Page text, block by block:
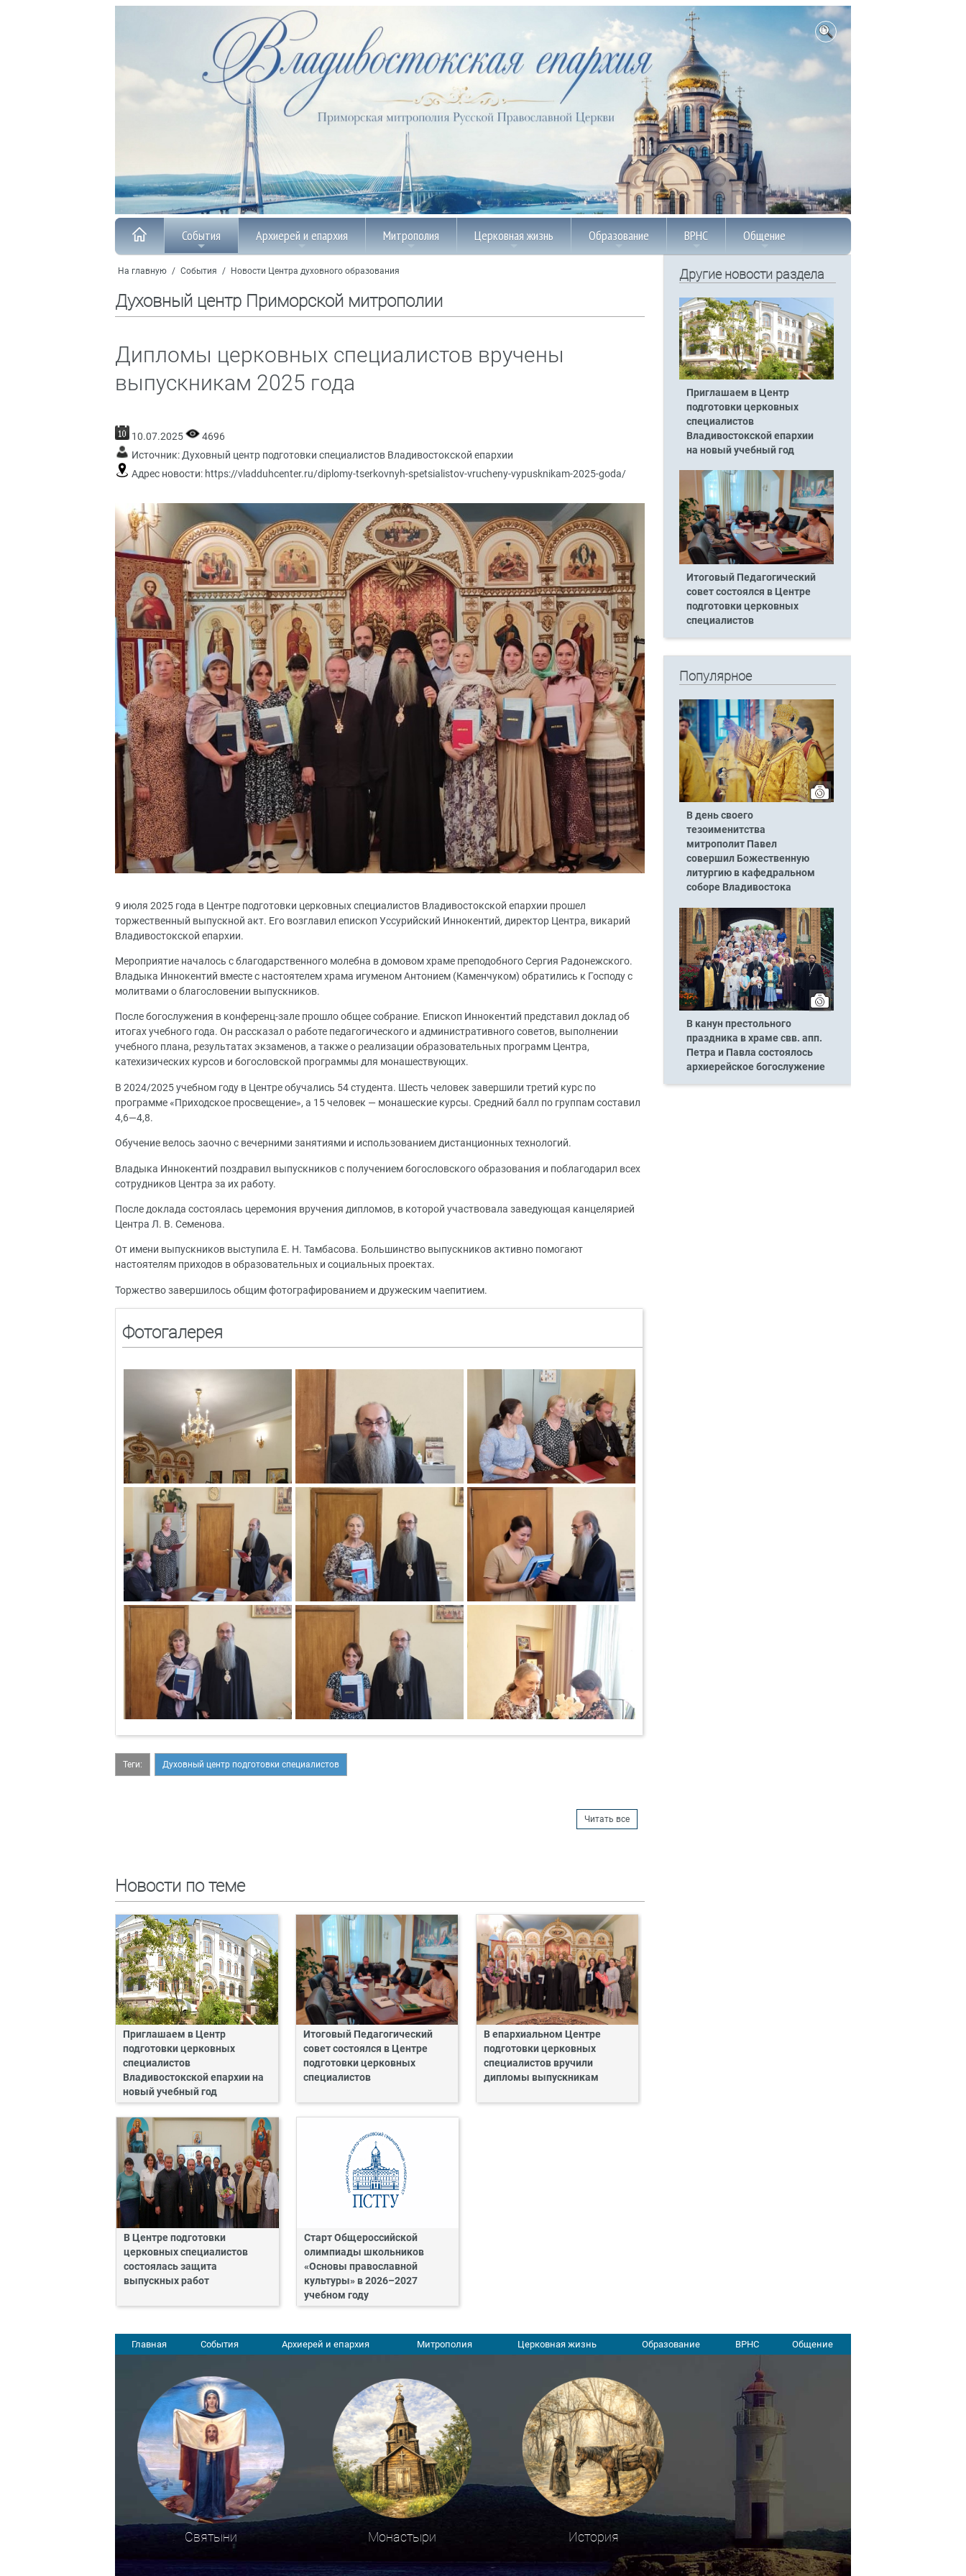
События Архиерей и епархия Митрополия Церковная жизнь Образование ВРНС Общение
На главную / События / Новости Центра духовного образования
Духовный центр Приморской митрополии
Дипломы церковных специалистов вручены
выпускникам 2025 года
10.07.2025
4696
Источник:Духовный центр подготовки специалистов Владивостокской епархии
Адрес новости: https://vladduhcenter.ru/diplomy-tserkovnyh-spetsialistov-vrucheny-vypusknikam-2025-goda/
9 июля 2025 года в Центре подготовки церковных специалистов Владивостокской епархии прошел
торжественный выпускной акт. Его возглавил епископ Уссурийский Иннокентий, директор Центра, викарий
Владивостокской епархии.
Мероприятие началось с благодарственного молебна в домовом храме преподобного Сергия Радонежского.
Владыка Иннокентий вместе с настоятелем храма игуменом Антонием (Каменчуком) обратились к Господу с
молитвами о благословении выпускников.
После богослужения в конференц-зале прошло общее собрание. Епископ Иннокентий представил доклад об
итогах учебного года. Он рассказал о работе педагогического и административного советов, выполнении
учебного плана, результатах экзаменов, а также о реализации образовательных программ Центра,
катехизических курсов и богословской программы для монашествующих.
В 2024/2025 учебном году в Центре обучались 54 студента. Шесть человек завершили третий курс по
программе «Приходское просвещение», а 15 человек — монашеские курсы. Средний балл по группам составил
4,6—4,8.
Обучение велось заочно с вечерними занятиями и использованием дистанционных технологий.
Владыка Иннокентий поздравил выпускников с получением богословского образования и поблагодарил всех
сотрудников Центра за их работу.
После доклада состоялась церемония вручения дипломов, в которой участвовала заведующая канцелярией
Центра Л. В. Семенова.
От имени выпускников выступила Е. Н. Тамбасова. Большинство выпускников активно помогают
настоятелям приходов в образовательных и социальных проектах.
Торжество завершилось общим фотографированием и дружеским чаепитием.
Фотогалерея
Теги: Духовный центр подготовки специалистов
Читать все
Новости по теме
Приглашаем в Центр
подготовки церковных
специалистов
Владивостокской епархии на
новый учебный год
Итоговый Педагогический
совет состоялся в Центре
подготовки церковных
специалистов
В епархиальном Центре
подготовки церковных
специалистов вручили
дипломы выпускникам
В Центре подготовки
церковных специалистов
состоялась защита
выпускных работ
Старт Общероссийской
олимпиады школьников
«Основы православной
культуры» в 2026–2027
учебном году
Другие новости раздела
Приглашаем в Центр
подготовки церковных
специалистов
Владивостокской епархии
на новый учебный год
Итоговый Педагогический
совет состоялся в Центре
подготовки церковных
специалистов
Популярное
В день своего
тезоименитства
митрополит Павел
совершил Божественную
литургию в кафедральном
соборе Владивостока
В канун престольного
праздника в храме свв. апп.
Петра и Павла состоялось
архиерейское богослужение
Главная События Архиерей и епархия Митрополия Церковная жизнь Образование ВРНС Общение
Святыни Монастыри История